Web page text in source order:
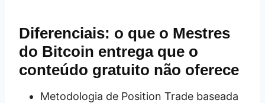
Diferenciais: o que o Mestres
do Bitcoin entrega que o
conteúdo gratuito não oferece
Metodologia de Position Trade baseada